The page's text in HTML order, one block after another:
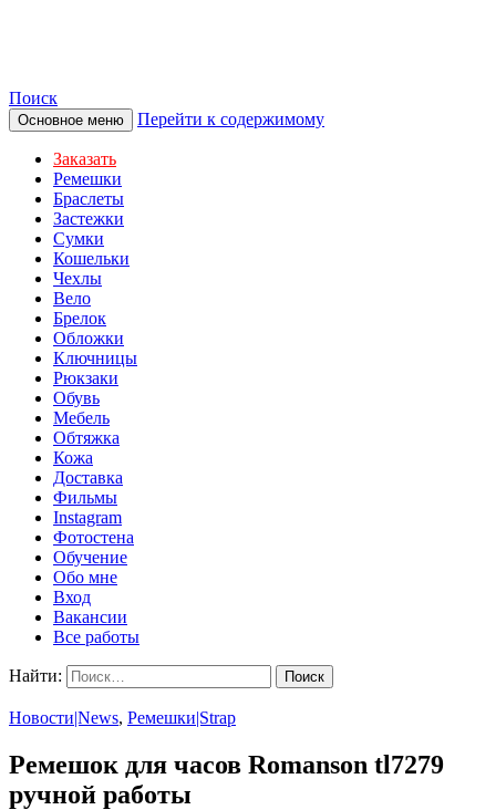
Поиск
Основное меню Перейти к содержимому
Заказать
Ремешки
Браслеты
Застежки
Сумки
Кошельки
Чехлы
Вело
Брелок
Обложки
Ключницы
Рюкзаки
Обувь
Мебель
Обтяжка
Кожа
Доставка
Фильмы
Instagram
Фотостена
Обучение
Обо мне
Вход
Вакансии
Все работы
Найти:
Новости|News, Ремешки|Strap
Ремешок для часов Romanson tl7279
ручной работы